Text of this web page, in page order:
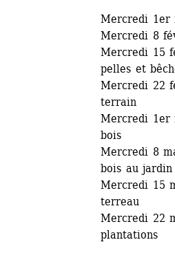
Mercredi 1er
Mercredi 8
Mercredi 15
pelles et
Mercredi 22
terrain
Mercredi 1er
bois
Mercredi 8
bois au jardin
Mercredi 15
terreau
Mercredi 22
plantations